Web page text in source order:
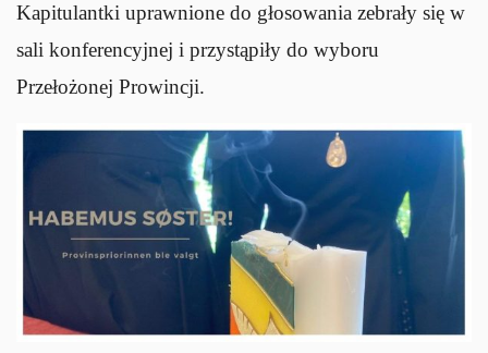
Kapitulantki uprawnione do głosowania zebrały się w
sali konferencyjnej i przystąpiły do wyboru
Przełożonej Prowincji.